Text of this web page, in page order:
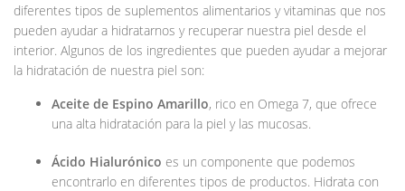
diferentes tipos de suplementos alimentarios y vitaminas que nos
pueden ayudar a hidratarnos y recuperar nuestra piel desde el
interior. Algunos de los ingredientes que pueden ayudar a mejorar
la hidratación de nuestra piel son:
Aceite de Espino Amarillo, rico en Omega 7, que ofrece
una alta hidratación para la piel y las mucosas.
Ácido Hialurónico es un componente que podemos
encontrarlo en diferentes tipos de productos. Hidrata con